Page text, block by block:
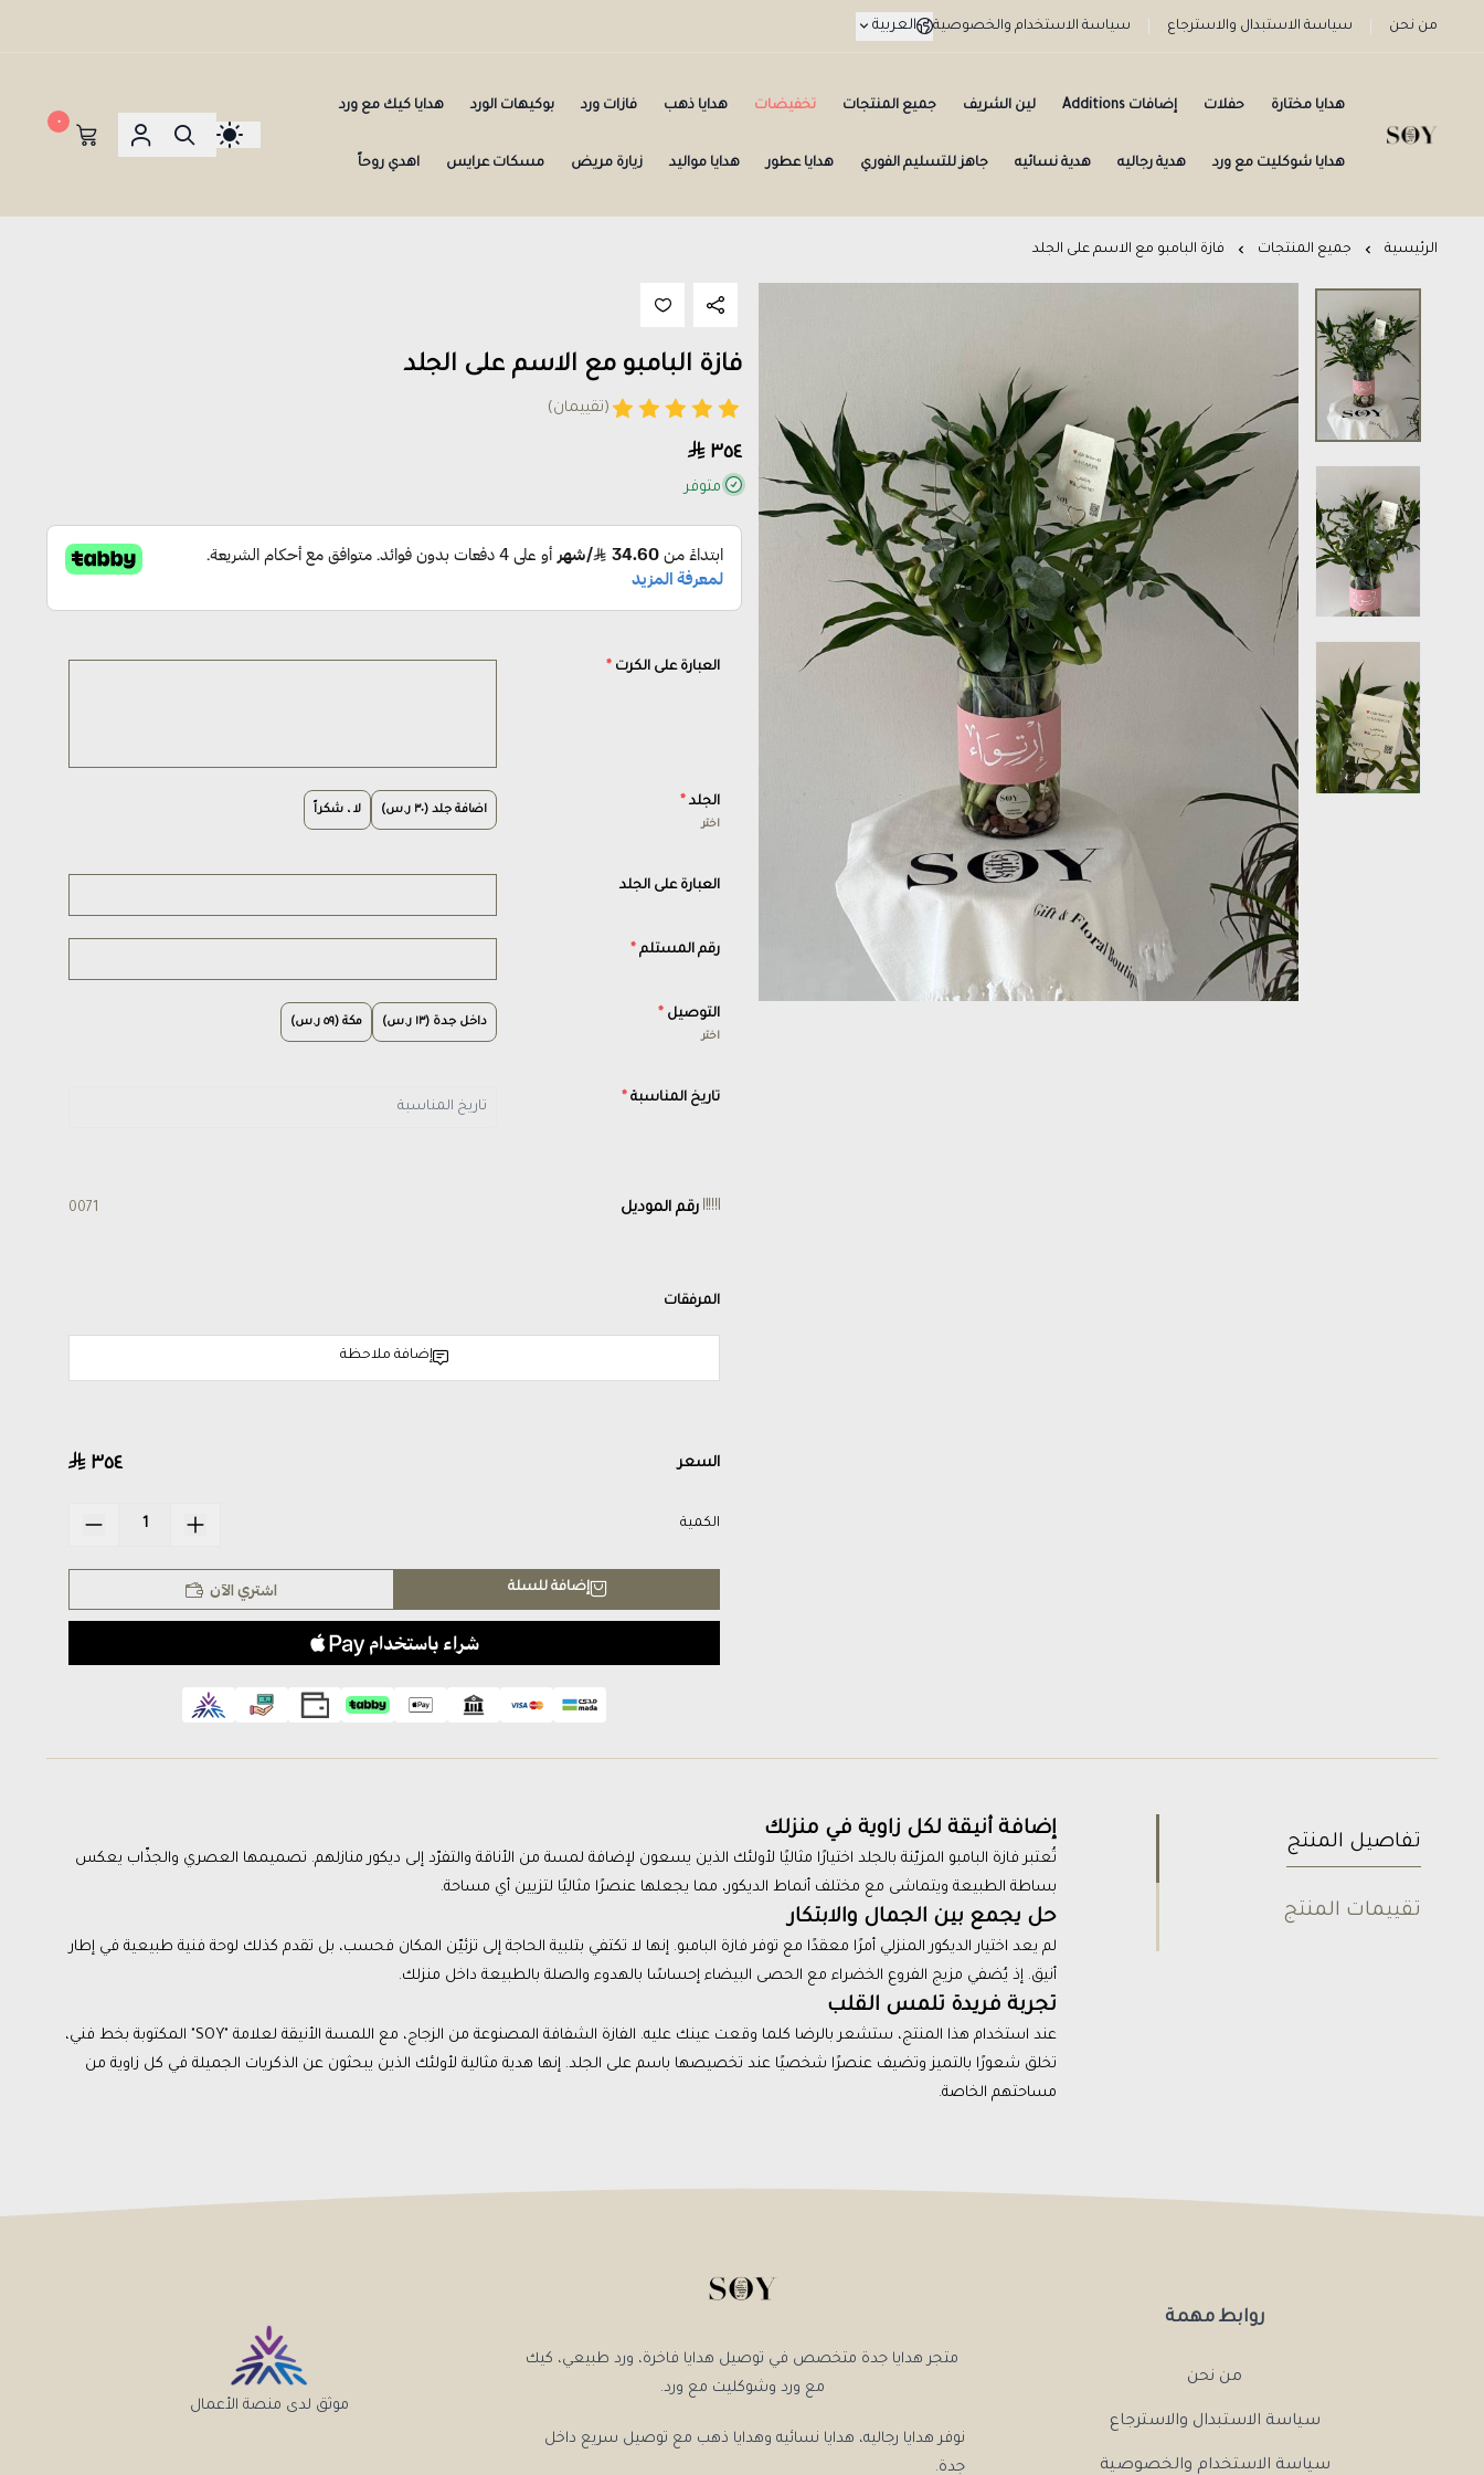
من نحن سياسة الاستبدال والاسترجاع سياسة الاستخدام والخصوصية العربية
هدايا مختارة حفلات إضافات Additions لين الشريف جميع المنتجات تخفيضات هدايا ذهب فازات ورد بوكيهات الورد هدايا كيك مع ورد
هدايا شوكليت مع ورد هدية رجاليه هدية نسائيه جاهز للتسليم الفوري هدايا عطور هدايا مواليد زيارة مريض مسكات عرايس اهدي روحاً
٠
الرئيسية جميع المنتجات فازة البامبو مع الاسم على الجلد
فازة البامبو مع الاسم على الجلد
(تقييمان)
٣٥٤
متوفر
العبارة على الكرت *
الجلد*
اختر
اضافة جلد (٣٠ ر.س) لا ، شكراً
العبارة على الجلد
رقم المستلم *
التوصيل *
اختر
داخل جدة (١٣ ر.س) مكة (٥٩ ر.س)
تاريخ المناسبة *
رقم الموديل 0071
المرفقات
إضافة ملاحظة
السعر ٣٥٤
الكمية
إضافة للسلة اشتري الآن
تفاصيل المنتج
تقييمات المنتج
إضافة أنيقة لكل زاوية في منزلك
تُعتبر فازة البامبو المزيّنة بالجلد اختيارًا مثاليًا لأولئك الذين يسعون لإضافة لمسة من الأناقة والتفرّد إلى ديكور منازلهم. تصميمها العصري والجذّاب يعكس
بساطة الطبيعة ويتماشى مع مختلف أنماط الديكور، مما يجعلها عنصرًا مثاليًا لتزيين أي مساحة.
حل يجمع بين الجمال والابتكار
لم يعد اختيار الديكور المنزلي أمرًا معقدًا مع توفر فازة البامبو. إنها لا تكتفي بتلبية الحاجة إلى تزئيّن المكان فحسب، بل تقدم كذلك لوحة فنية طبيعية في إطار
أنيق. إذ يُضفي مزيج الفروع الخضراء مع الحصى البيضاء إحساسًا بالهدوء والصلة بالطبيعة داخل منزلك.
تجربة فريدة تلمس القلب
عند استخدام هذا المنتج، ستشعر بالرضا كلما وقعت عينك عليه. الفازة الشفافة المصنوعة من الزجاج، مع اللمسة الأنيقة لعلامة "SOY" المكتوبة بخط فني،
تخلق شعورًا بالتميز وتضيف عنصرًا شخصيًا عند تخصيصها باسم على الجلد. إنها هدية مثالية لأولئك الذين يبحثون عن الذكريات الجميلة في كل زاوية من
مساحتهم الخاصة.
روابط مهمة
من نحن
سياسة الاستبدال والاسترجاع
سياسة الاستخدام والخصوصية
متجر هدايا جدة متخصص في توصيل هدايا فاخرة، ورد طبيعي، كيك
مع ورد وشوكليت مع ورد.
نوفر هدايا رجاليه، هدايا نسائيه وهدايا ذهب مع توصيل سريع داخل
جدة.
موثق لدى منصة الأعمال